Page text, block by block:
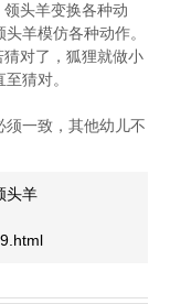
头羊变换各种动
羊模仿各种动作。
对了，狐狸就做小
猜对。
一致，其他幼儿不
头羊